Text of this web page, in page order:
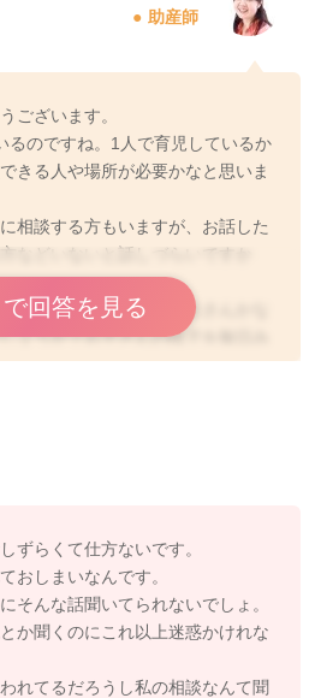
助産師
ございます。
るのですね。1人で育児しているか
きる人や場所が必要かなと思いま
相談する方もいますが、お話した
などいないと話しづらいですか
な人は、毎日会う保育士さんかな
ょうか？お子さんの様子を毎日み
なと思います。
回答を見る
ずらくて仕方ないです。
おしまいなんです。
そんな話聞いてられないでしょ。
か聞くのにこれ以上迷惑かけれな
れてるだろうし私の相談なんて聞